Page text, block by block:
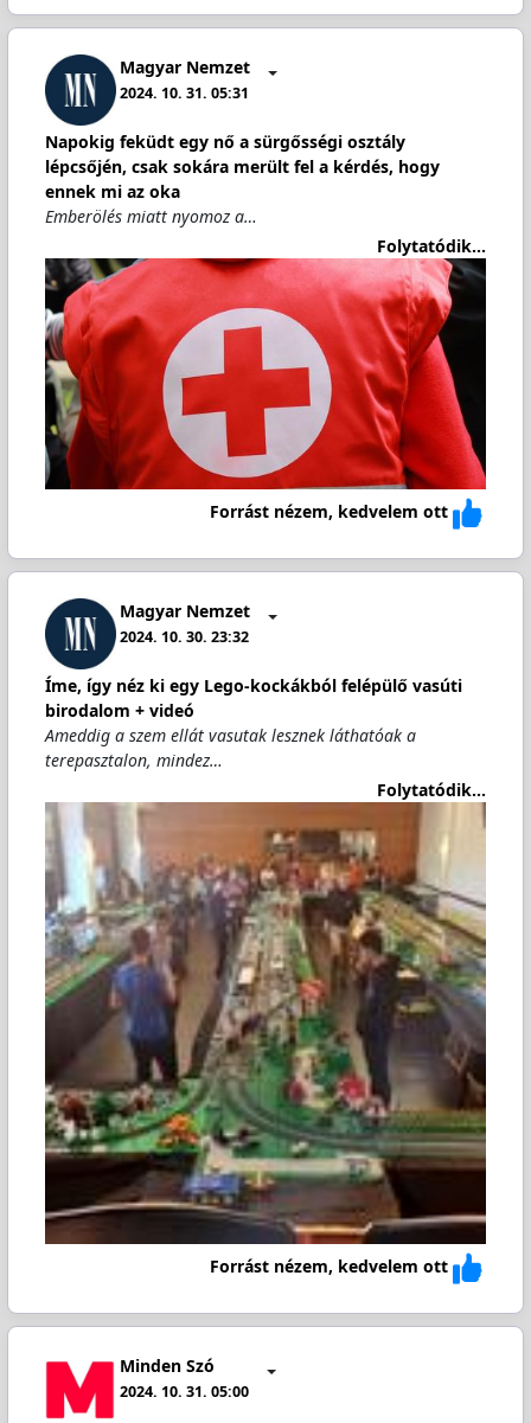
Magyar Nemzet
2024. 10. 31. 05:31
Napokig feküdt egy nő a sürgősségi osztály
lépcsőjén, csak sokára merült fel a kérdés, hogy
ennek mi az oka
Emberölés miatt nyomoz a…
Folytatódik...
Forrást nézem, kedvelem ott
Magyar Nemzet
2024. 10. 30. 23:32
Íme, így néz ki egy Lego-kockákból felépülő vasúti
birodalom + videó
Ameddig a szem ellát vasutak lesznek láthatóak a
terepasztalon, mindez…
Folytatódik...
Forrást nézem, kedvelem ott
Minden Szó
2024. 10. 31. 05:00